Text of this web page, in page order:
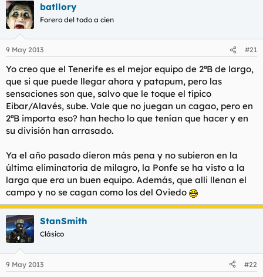
batllory
Forero del todo a cien
9 May 2013 #21
Yo creo que el Tenerife es el mejor equipo de 2ªB de largo,
que si que puede llegar ahora y patapum, pero las
sensaciones son que, salvo que le toque el típico
Eibar/Alavés, sube. Vale que no juegan un cagao, pero en
2ªB importa eso? han hecho lo que tenían que hacer y en
su división han arrasado.
Ya el año pasado dieron más pena y no subieron en la
última eliminatoria de milagro, la Ponfe se ha visto a la
larga que era un buen equipo. Además, que alli llenan el
campo y no se cagan como los del Oviedo
StanSmith
Clásico
9 May 2013 #22